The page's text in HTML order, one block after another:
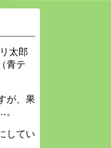
太郎
青テ
が、果
してい